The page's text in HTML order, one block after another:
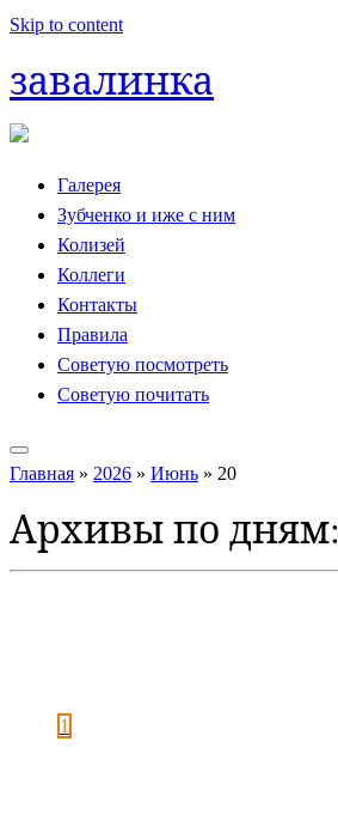
Skip to content
завалинка
Галерея
Зубченко и иже с ним
Колизей
Коллеги
Контакты
Правила
Советую посмотреть
Советую почитать
Главная » 2026 » Июнь » 20
Архивы по дням:
1